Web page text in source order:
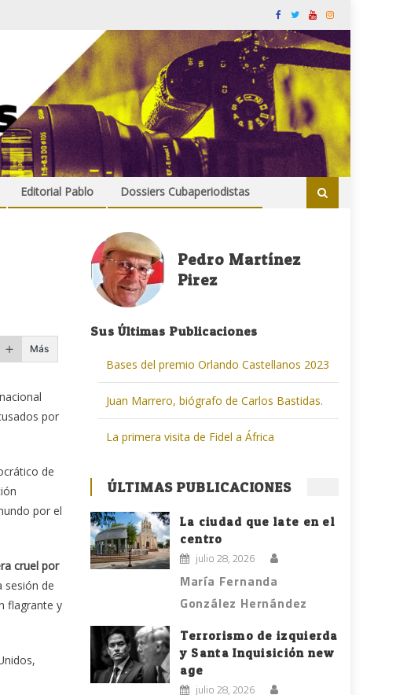
Editorial Pablo Dossiers Cubaperiodistas
Más
por
de
por el
cruel por
sesión de
flagrante y
Pedro Martínez
Pirez
Sus Últimas Publicaciones
Bases del premio Orlando Castellanos 2023
Juan Marrero, biógrafo de Carlos Bastidas.
La primera visita de Fidel a África
ÚLTIMAS PUBLICACIONES
La ciudad que late en el
centro
julio 28, 2026
María Fernanda
González Hernández
Terrorismo de izquierda
y Santa Inquisición new
age
julio 28, 2026